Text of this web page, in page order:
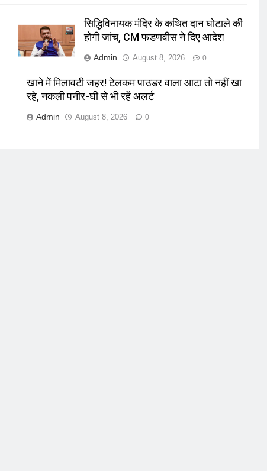
सिद्धिविनायक मंदिर के कथित दान घोटाले की
होगी जांच, CM फडणवीस ने दिए आदेश
Admin August 8, 2026 0
खाने में मिलावटी जहर! टेलकम पाउडर वाला आटा तो नहीं खा
रहे, नकली पनीर-घी से भी रहें अलर्ट
Admin August 8, 2026 0